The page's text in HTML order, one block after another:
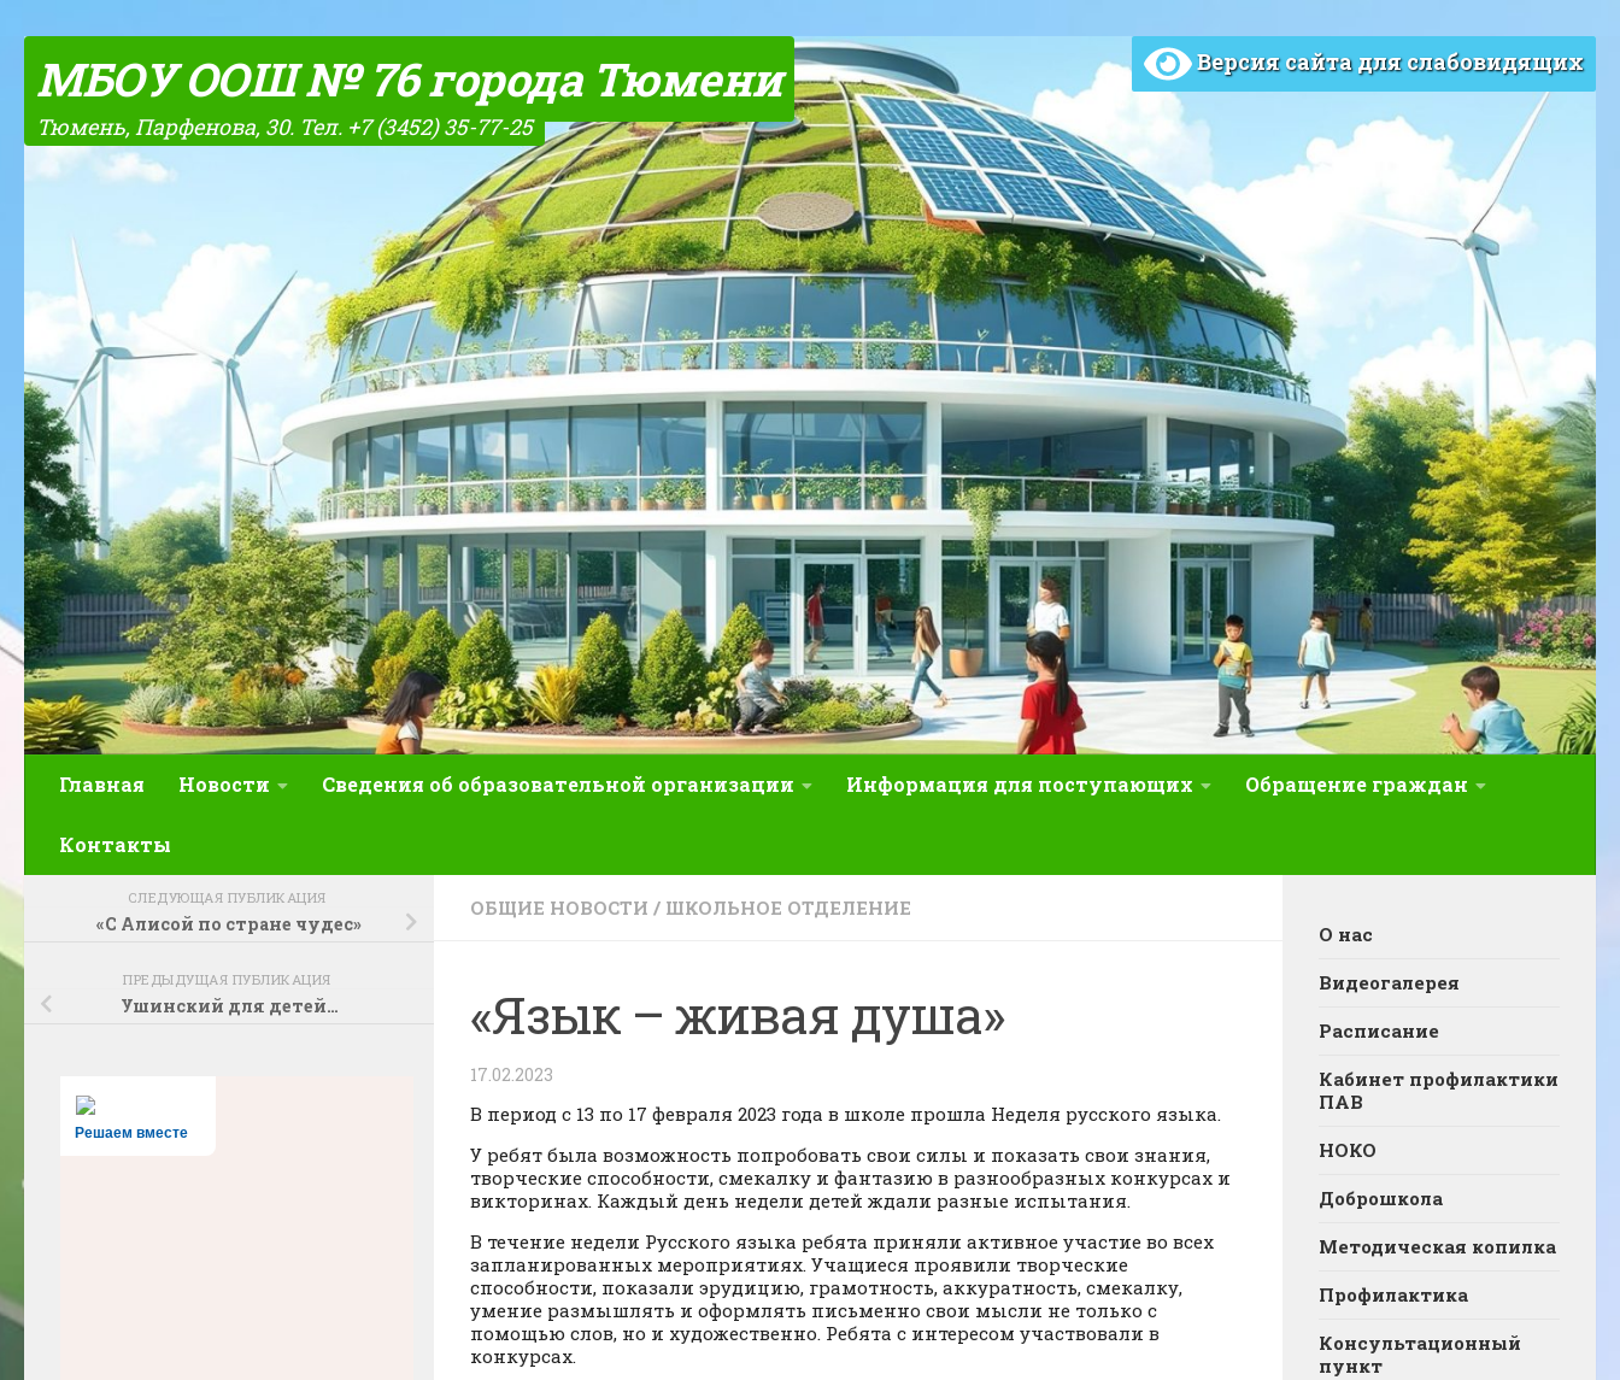
Skip to content
МБОУ ООШ № 76 города Тюмени
Тюмень, Парфенова, 30. Тел. +7 (3452) 35-77-25
Версия сайта для слабовидящих
Главная Новости Сведения об образовательной организации Информация для поступающих Обращение граждан
Контакты
ОБЩИЕ НОВОСТИ / ШКОЛЬНОЕ ОТДЕЛЕНИЕ
«Язык – живая душа»
17.02.2023
В период с 13 по 17 февраля 2023 года в школе прошла Неделя русского языка.
У ребят была возможность попробовать свои силы и показать свои знания,
творческие способности, смекалку и фантазию в разнообразных конкурсах и
викторинах. Каждый день недели детей ждали разные испытания.
В течение недели Русского языка ребята приняли активное участие во всех
запланированных мероприятиях. Учащиеся проявили творческие
способности, показали эрудицию, грамотность, аккуратность, смекалку,
умение размышлять и оформлять письменно свои мысли не только с
помощью слов, но и художественно. Ребята с интересом участвовали в
конкурсах.
СЛЕДУЮЩАЯ ПУБЛИКАЦИЯ
«С Алисой по стране чудес»
ПРЕДЫДУЩАЯ ПУБЛИКАЦИЯ
Ушинский для детей…
Решаем вместе
О нас
Видеогалерея
Расписание
Кабинет профилактики
ПАВ
НОКО
Доброшкола
Методическая копилка
Профилактика
Консультационный
пункт